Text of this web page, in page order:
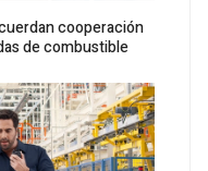
cooperación
de combustible